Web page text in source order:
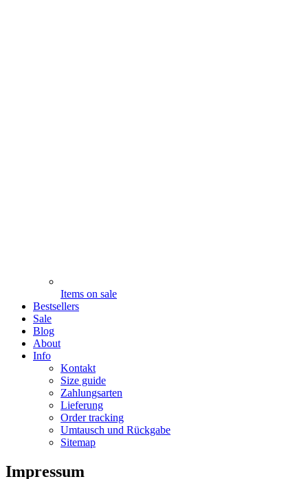
Items on sale
Bestsellers
Sale
Blog
About
Info
Kontakt
Size guide
Zahlungsarten
Lieferung
Order tracking
Umtausch und Rückgabe
Sitemap
Impressum